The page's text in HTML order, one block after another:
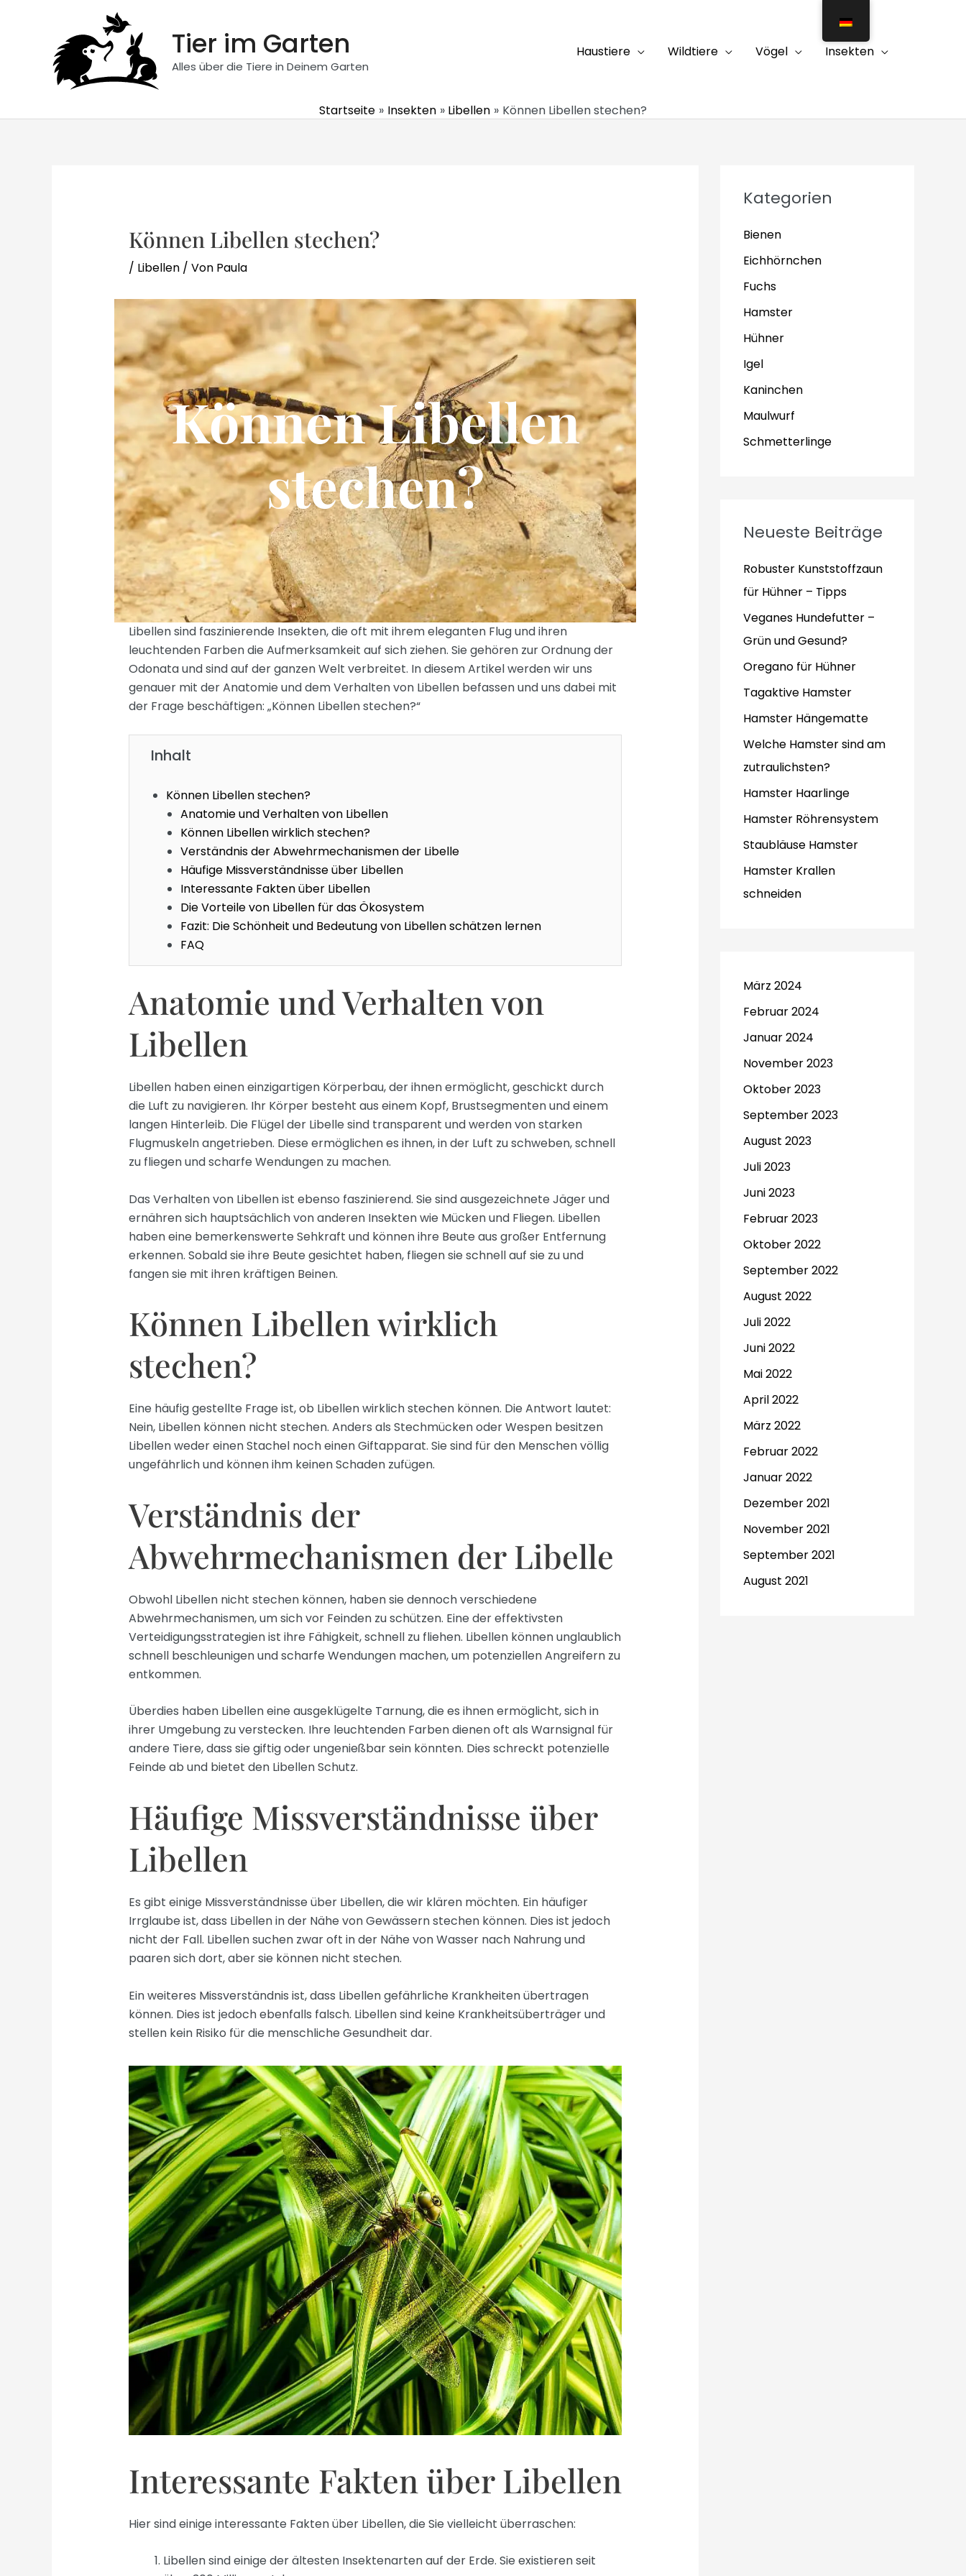
Tier im Garten
Alles über die Tiere in Deinem Garten
Haustiere Wildtiere Vögel Insekten
Startseite Insekten Libellen Können Libellen stechen?
Können Libellen stechen?
/ Libellen/ Von Paula
Können Libellen
stechen?
Libellen sind faszinierende Insekten, die oft mit ihrem eleganten Flug und ihren
leuchtenden Farben die Aufmerksamkeit auf sich ziehen. Sie gehören zur Ordnung der
Odonata und sind auf der ganzen Welt verbreitet. In diesem Artikel werden wir uns
genauer mit der Anatomie und dem Verhalten von Libellen befassen und uns dabei mit
der Frage beschäftigen: „Können Libellen stechen?“
Inhalt
Können Libellen stechen?
Anatomie und Verhalten von Libellen
Können Libellen wirklich stechen?
Verständnis der Abwehrmechanismen der Libelle
Häufige Missverständnisse über Libellen
Interessante Fakten über Libellen
Die Vorteile von Libellen für das Ökosystem
Fazit: Die Schönheit und Bedeutung von Libellen schätzen lernen
FAQ
Anatomie und Verhalten von
Libellen
Libellen haben einen einzigartigen Körperbau, der ihnen ermöglicht, geschickt durch
die Luft zu navigieren. Ihr Körper besteht aus einem Kopf, Brustsegmenten und einem
langen Hinterleib. Die Flügel der Libelle sind transparent und werden von starken
Flugmuskeln angetrieben. Diese ermöglichen es ihnen, in der Luft zu schweben, schnell
zu fliegen und scharfe Wendungen zu machen.
Das Verhalten von Libellen ist ebenso faszinierend. Sie sind ausgezeichnete Jäger und
ernähren sich hauptsächlich von anderen Insekten wie Mücken und Fliegen. Libellen
haben eine bemerkenswerte Sehkraft und können ihre Beute aus großer Entfernung
erkennen. Sobald sie ihre Beute gesichtet haben, fliegen sie schnell auf sie zu und
fangen sie mit ihren kräftigen Beinen.
Können Libellen wirklich
stechen?
Eine häufig gestellte Frage ist, ob Libellen wirklich stechen können. Die Antwort lautet:
Nein, Libellen können nicht stechen. Anders als Stechmücken oder Wespen besitzen
Libellen weder einen Stachel noch einen Giftapparat. Sie sind für den Menschen völlig
ungefährlich und können ihm keinen Schaden zufügen.
Verständnis der
Abwehrmechanismen der Libelle
Obwohl Libellen nicht stechen können, haben sie dennoch verschiedene
Abwehrmechanismen, um sich vor Feinden zu schützen. Eine der effektivsten
Verteidigungsstrategien ist ihre Fähigkeit, schnell zu fliehen. Libellen können unglaublich
schnell beschleunigen und scharfe Wendungen machen, um potenziellen Angreifern zu
entkommen.
Überdies haben Libellen eine ausgeklügelte Tarnung, die es ihnen ermöglicht, sich in
ihrer Umgebung zu verstecken. Ihre leuchtenden Farben dienen oft als Warnsignal für
andere Tiere, dass sie giftig oder ungenießbar sein könnten. Dies schreckt potenzielle
Feinde ab und bietet den Libellen Schutz.
Häufige Missverständnisse über
Libellen
Es gibt einige Missverständnisse über Libellen, die wir klären möchten. Ein häufiger
Irrglaube ist, dass Libellen in der Nähe von Gewässern stechen können. Dies ist jedoch
nicht der Fall. Libellen suchen zwar oft in der Nähe von Wasser nach Nahrung und
paaren sich dort, aber sie können nicht stechen.
Ein weiteres Missverständnis ist, dass Libellen gefährliche Krankheiten übertragen
können. Dies ist jedoch ebenfalls falsch. Libellen sind keine Krankheitsüberträger und
stellen kein Risiko für die menschliche Gesundheit dar.
Interessante Fakten über Libellen
Hier sind einige interessante Fakten über Libellen, die Sie vielleicht überraschen:
Libellen sind einige der ältesten Insektenarten auf der Erde. Sie existieren seit
Kategorien
Bienen
Eichhörnchen
Fuchs
Hamster
Hühner
Igel
Kaninchen
Maulwurf
Schmetterlinge
Neueste Beiträge
Robuster Kunststoffzaun
für Hühner – Tipps
Veganes Hundefutter –
Grün und Gesund?
Oregano für Hühner
Tagaktive Hamster
Hamster Hängematte
Welche Hamster sind am
zutraulichsten?
Hamster Haarlinge
Hamster Röhrensystem
Staubläuse Hamster
Hamster Krallen
schneiden
März 2024
Februar 2024
Januar 2024
November 2023
Oktober 2023
September 2023
August 2023
Juli 2023
Juni 2023
Februar 2023
Oktober 2022
September 2022
August 2022
Juli 2022
Juni 2022
Mai 2022
April 2022
März 2022
Februar 2022
Januar 2022
Dezember 2021
November 2021
September 2021
August 2021